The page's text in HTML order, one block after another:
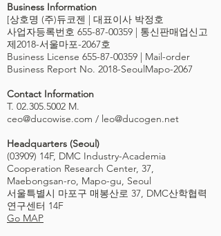
Business Information
[상호명 (주)듀코젠 | 대표이사 박정호
사업자등록번호 655-87-00359 | 통신판매업신고
제2018-서울마포-2067호
Business License 655-87-00359 | Mail-order
Business Report No. 2018-SeoulMapo-2067
Contact Information
T. 02.305.5002 M.
ceo@ducowise.com / leo@ducogen.net
Headquarters (Seoul)
(03909) 14F, DMC Industry-Academia
Cooperation Research Center, 37,
Maebongsan-ro, Mapo-gu, Seoul
서울특별시 마포구 매봉산로 37, DMC산학협력
연구센터 14F
Go MAP